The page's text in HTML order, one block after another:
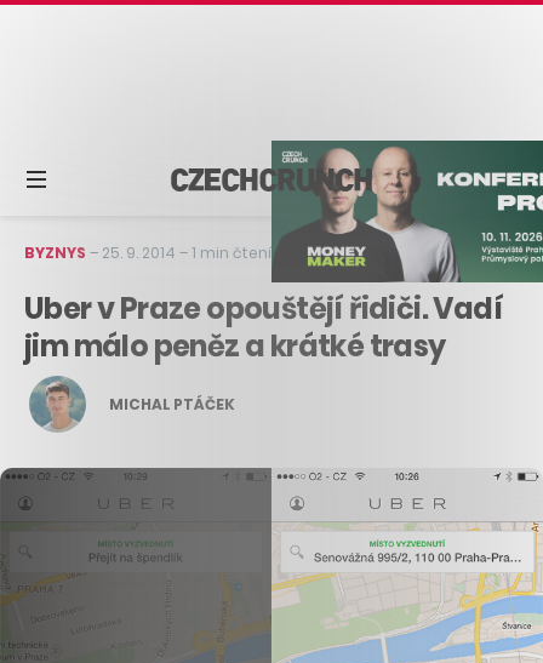
BYZNYS – 25. 9. 2014 –1 min čtení
Uber v Praze opouštějí řidiči. Vadí
jim málo peněz a krátké trasy
MICHAL PTÁČEK